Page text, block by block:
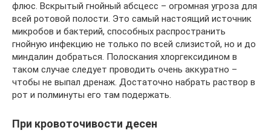
флюс. Вскрытый гнойный абсцесс – огромная угроза для
всей ротовой полости. Это самый настоящий источник
микробов и бактерий, способных распространить
гнойную инфекцию не только по всей слизистой, но и до
миндалин добраться. Полоскания хлоргексидином в
таком случае следует проводить очень аккуратно –
чтобы не выпал дренаж. Достаточно набрать раствор в
рот и полминуты его там подержать.
При кровоточивости десен